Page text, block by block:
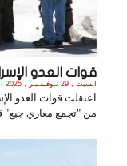
قوات العدو
السبت , 29 نـوفـمـبـر , 2025 الساعة 6:04:37 PM
من "تجمع معازي جبع"